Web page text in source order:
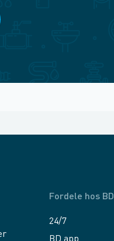
Fordele hos BD
24/7